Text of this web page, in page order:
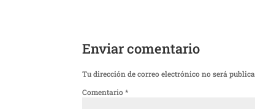
Enviar comentario
Tu dirección de correo electrónico no será
Comentario*